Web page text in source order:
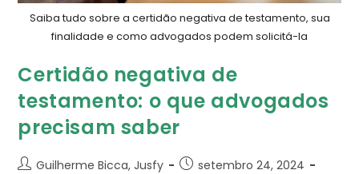
Saiba tudo sobre a certidão negativa de testamento, sua
finalidade e como advogados podem solicitá-la
Certidão negativa de
testamento: o que advogados
precisam saber
Guilherme Bicca, Jusfy
setembro 24, 2024